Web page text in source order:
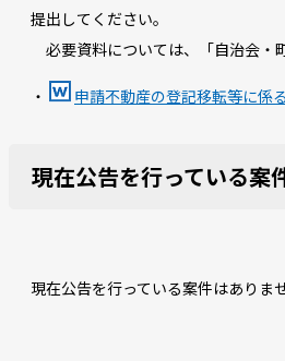
提出してください。
必要資料については、「自治会・
・ 申請不動産の登記移転等に係
現在公告を行っている案
現在公告を行っている案件はありませ